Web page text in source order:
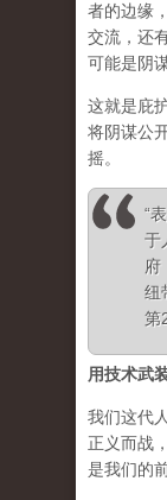
者的边缘
交流，还
可能是阴
这就是庇
将阴谋公
摇。
“
于
府
纽
第
用技术武
我们这代
正义而战
是我们的